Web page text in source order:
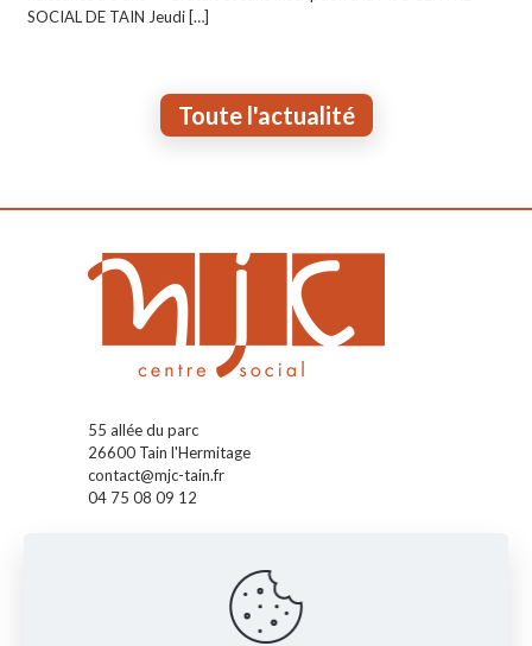
SOCIAL DE TAIN Jeudi […]
Toute l'actualité
55 allée du parc
26600 Tain l'Hermitage
contact@mjc-tain.fr
04 75 08 09 12